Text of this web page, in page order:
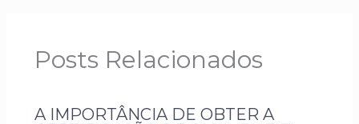
Posts Relacionados
A IMPORTÂNCIA DE OBTER A